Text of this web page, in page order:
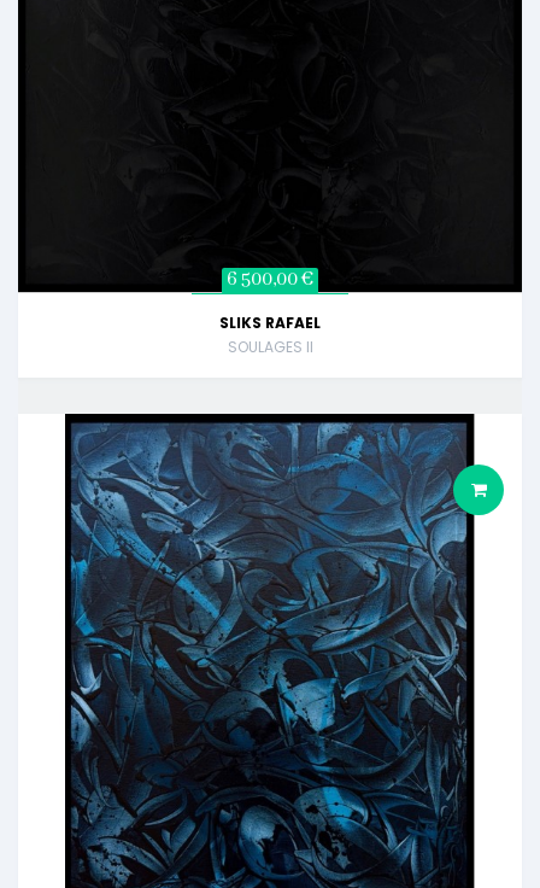
6 500,00 €
SLIKS RAFAEL
SOULAGES II